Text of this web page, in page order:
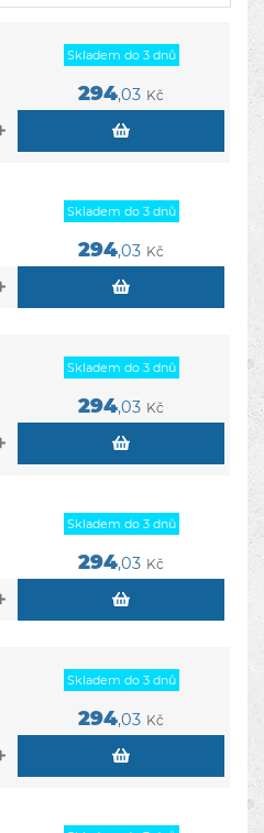
Skladem do 3 dnů
294,03 Kč
Skladem do 3 dnů
294,03 Kč
Skladem do 3 dnů
294,03 Kč
Skladem do 3 dnů
294,03 Kč
Skladem do 3 dnů
294,03 Kč